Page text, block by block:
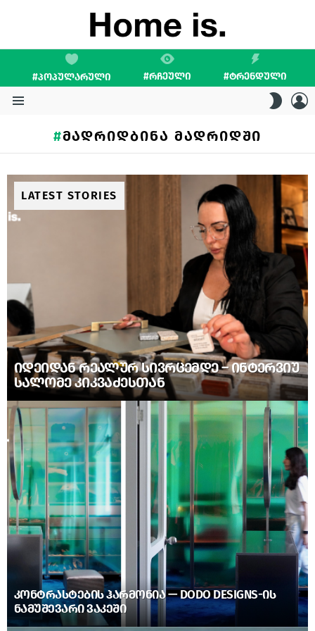
#ᲞᲝᲞᲣᲚᲐᲠᲣᲚᲘ #ᲠᲩᲔᲣᲚᲘ #ᲢᲠᲔᲜᲓᲣᲚᲘ
SKIN
ᲛᲐᲓᲠᲘᲓᲑᲘᲜᲐ ᲛᲐᲓᲠᲘᲓᲨᲘ
LATEST STORIES
ᲘᲓᲔᲘᲓᲐᲜ ᲠᲔᲐᲚᲣᲠ ᲡᲘᲕᲠᲪᲔᲛᲓᲔ – ᲘᲜᲢᲔᲠᲕᲘᲣ
ᲡᲐᲚᲝᲛᲔ ᲙᲘᲙᲕᲐᲫᲔᲡᲗᲐᲜ
ᲙᲝᲜᲢᲠᲐᲡᲢᲔᲑᲘᲡ ᲰᲐᲠᲛᲝᲜᲘᲐ — DODO DESIGNS-ᲘᲡ
ᲜᲐᲛᲣᲨᲔᲕᲐᲠᲘ ᲕᲐᲙᲔᲨᲘ